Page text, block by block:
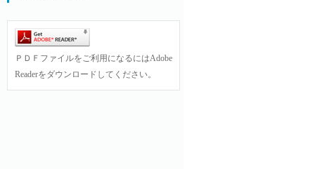
ＰＤＦファイルをご利用になるにはAdobe
Readerをダウンロードしてください。